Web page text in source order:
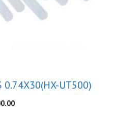
0.74X30(HX-UT500)